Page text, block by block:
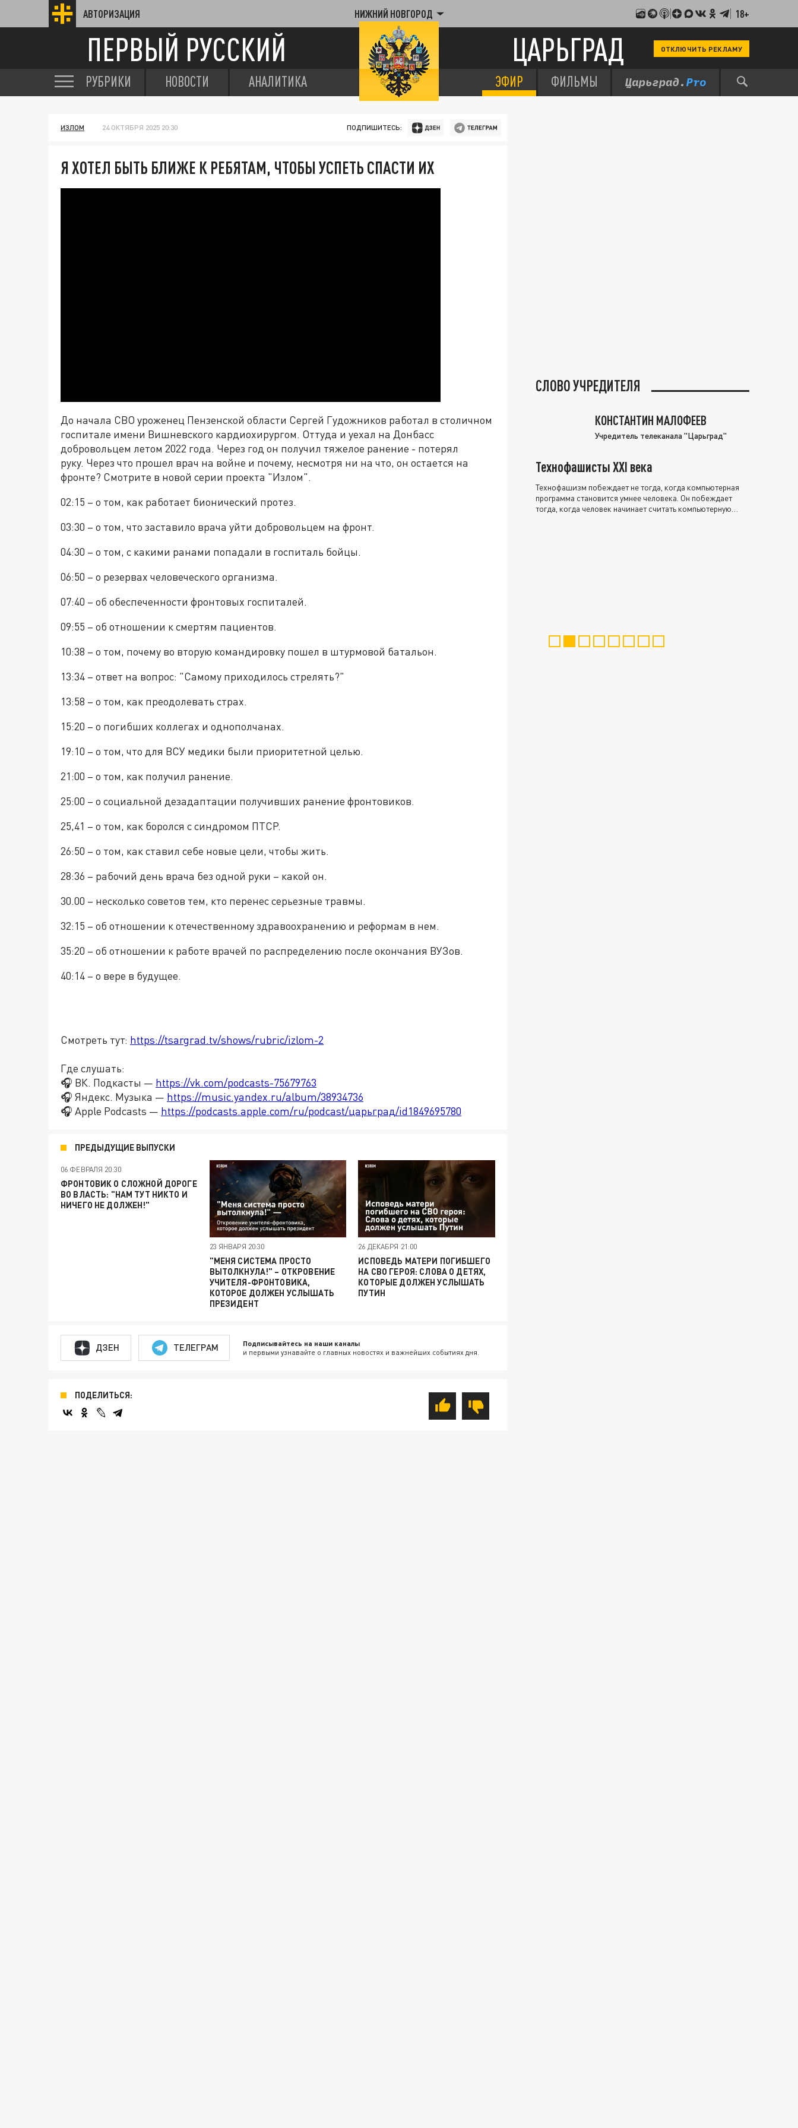
АВТОРИЗАЦИЯ НИЖНИЙ НОВГОРОД 18+
ПЕРВЫЙ РУССКИЙ ЦАРЬГРАД ОТКЛЮЧИТЬ РЕКЛАМУ
РУБРИКИ НОВОСТИ АНАЛИТИКА ЭФИР ФИЛЬМЫ
ИЗЛОМ 24 ОКТЯБРЯ 2025 20:30 ПОДПИШИТЕСЬ:
Я ХОТЕЛ БЫТЬ БЛИЖЕ К РЕБЯТАМ, ЧТОБЫ УСПЕТЬ СПАСТИ ИХ
До начала СВО уроженец Пензенской области Сергей Гудожников работал в столичном
госпитале имени Вишневского кардиохирургом. Оттуда и уехал на Донбасс
добровольцем летом 2022 года. Через год он получил тяжелое ранение - потерял
руку. Через что прошел врач на войне и почему, несмотря ни на что, он остается на
фронте? Смотрите в новой серии проекта "Излом".
02:15 – о том, как работает бионический протез.
03:30 – о том, что заставило врача уйти добровольцем на фронт.
04:30 – о том, с какими ранами попадали в госпиталь бойцы.
06:50 – о резервах человеческого организма.
07:40 – об обеспеченности фронтовых госпиталей.
09:55 – об отношении к смертям пациентов.
10:38 – о том, почему во вторую командировку пошел в штурмовой батальон.
13:34 – ответ на вопрос: "Самому приходилось стрелять?"
13:58 – о том, как преодолевать страх.
15:20 – о погибших коллегах и однополчанах.
19:10 – о том, что для ВСУ медики были приоритетной целью.
21:00 – о том, как получил ранение.
25:00 – о социальной дезадаптации получивших ранение фронтовиков.
25,41 – о том, как боролся с синдромом ПТСР.
26:50 – о том, как ставил себе новые цели, чтобы жить.
28:36 – рабочий день врача без одной руки – какой он.
30.00 – несколько советов тем, кто перенес серьезные травмы.
32:15 – об отношении к отечественному здравоохранению и реформам в нем.
35:20 – об отношении к работе врачей по распределению после окончания ВУЗов.
40:14 – о вере в будущее.
Смотреть тут: https://tsargrad.tv/shows/rubric/izlom-2
Где слушать:
🎧 ВК. Подкасты — https://vk.com/podcasts-75679763
🎧 Яндекс. Музыка — https://music.yandex.ru/album/38934736
🎧 Apple Podcasts — https://podcasts.apple.com/ru/podcast/царьград/id1849695780
ПРЕДЫДУЩИЕ ВЫПУСКИ
06 ФЕВРАЛЯ 20:30
ФРОНТОВИК О СЛОЖНОЙ ДОРОГЕ
ВО ВЛАСТЬ: "НАМ ТУТ НИКТО И
НИЧЕГО НЕ ДОЛЖЕН!"
23 ЯНВАРЯ 20:30
"МЕНЯ СИСТЕМА ПРОСТО
ВЫТОЛКНУЛА!" – ОТКРОВЕНИЕ
УЧИТЕЛЯ-ФРОНТОВИКА,
КОТОРОЕ ДОЛЖЕН УСЛЫШАТЬ
ПРЕЗИДЕНТ
26 ДЕКАБРЯ 21:00
ИСПОВЕДЬ МАТЕРИ ПОГИБШЕГО
НА СВО ГЕРОЯ: СЛОВА О ДЕТЯХ,
КОТОРЫЕ ДОЛЖЕН УСЛЫШАТЬ
ПУТИН
ДЗЕН ТЕЛЕГРАМ Подписывайтесь на наши каналы
и первыми узнавайте о главных новостях и важнейших событиях дня.
ПОДЕЛИТЬСЯ:
СЛОВО УЧРЕДИТЕЛЯ
КОНСТАНТИН МАЛОФЕЕВ
Учредитель телеканала "Царьград"
Технофашисты XXI века
Технофашизм побеждает не тогда, когда компьютерная
программа становится умнее человека. Он побеждает
тогда, когда человек начинает считать компьютерную